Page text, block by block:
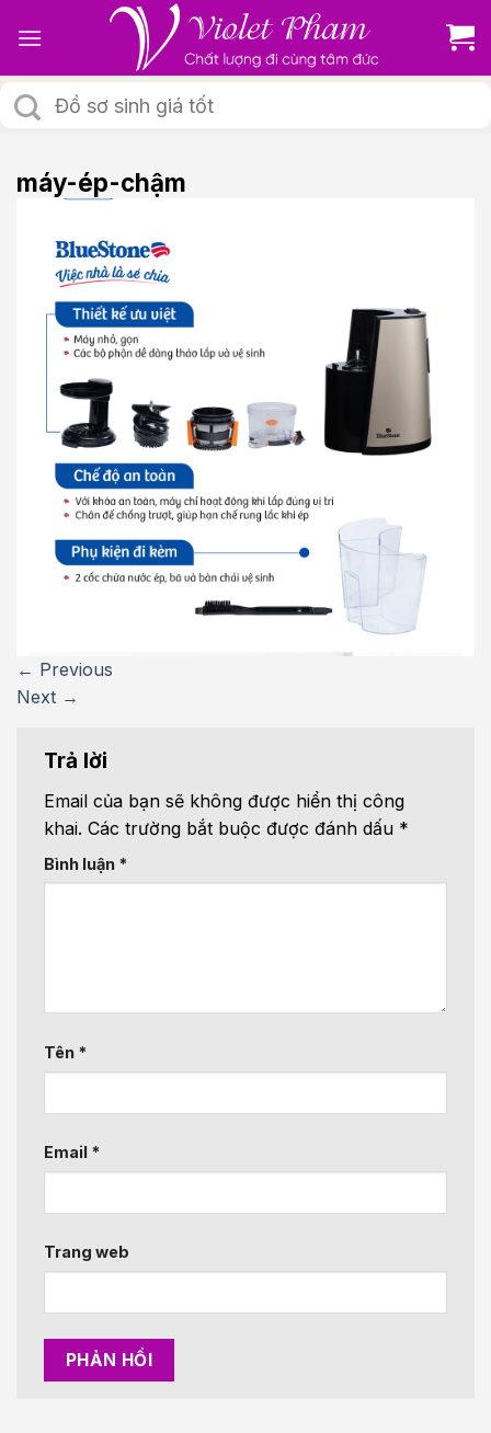
Tìm
kiếm:
máy-ép-chậm
← Previous
Next →
Trả lời
Email của bạn sẽ không được hiển thị công
khai. Các trường bắt buộc được đánh dấu *
Bình luận *
Tên *
Email *
Trang web